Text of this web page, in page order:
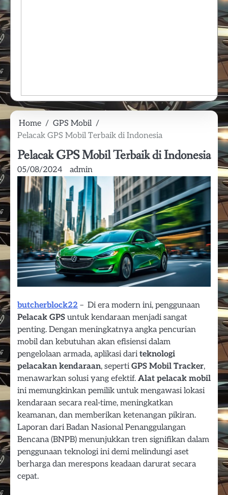
Home
GPS Mobil
Pelacak GPS Mobil Terbaik di Indonesia
Pelacak GPS Mobil Terbaik di Indonesia
05/08/2024 admin
butcherblock22 – Di era modern ini, penggunaan
Pelacak GPS untuk kendaraan menjadi sangat
penting. Dengan meningkatnya angka pencurian
mobil dan kebutuhan akan efisiensi dalam
pengelolaan armada, aplikasi dariteknologi
pelacakan kendaraan, sepertiGPS Mobil Tracker,
menawarkan solusi yang efektif. Alat pelacak mobil
ini memungkinkan pemilik untuk mengawasi lokasi
kendaraan secara real-time, meningkatkan
keamanan, dan memberikan ketenangan pikiran.
Laporan dari Badan Nasional Penanggulangan
Bencana (BNPB) menunjukkan tren signifikan dalam
penggunaan teknologi ini demi melindungi aset
berharga dan merespons keadaan darurat secara
cepat.